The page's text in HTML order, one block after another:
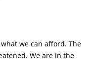
we can afford. The
We are in the